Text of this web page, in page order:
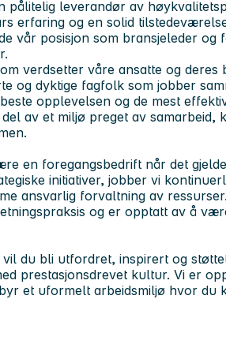
pålitelig leverandør av
erfaring og en solid
vår posisjon som bransjeleder og
verdsetter våre ansatte og deres
og dyktige fagfolk som jobber
opplevelsen og de mest
av et miljø preget av samarbeid,
en foregangsbedrift når det
initiativer, jobber vi
ansvarlig forvaltning av
og er opptatt av å
vil du bli utfordret, inspirert og
prestasjonsdrevet kultur. Vi er
et uformelt arbeidsmiljø hvor du